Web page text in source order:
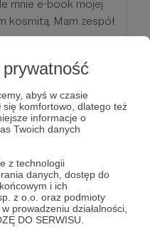
abyś w czasie
się komfortowo, dlatego też
informacje o
Twoich danych
z technologii
danych, dostęp do
i ich
z o.o. oraz podmioty
prowadzeniu działalności,
DO SERWISU.
mnie e-book mojej
kosmitą. Mam zespół
człowiekiem.
na drogę dla
jej bardziej